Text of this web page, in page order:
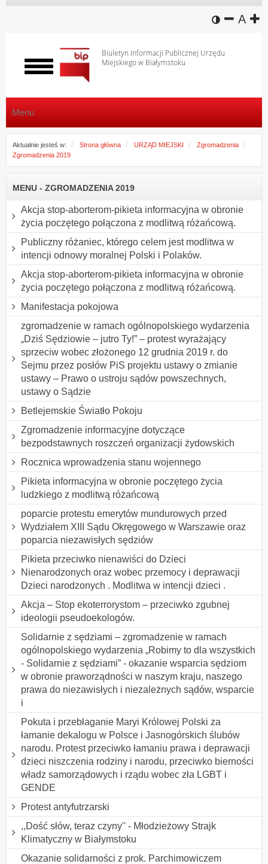
wersja
A
Biuletyn Informacji Publicznej Urzędu
Miejskiego w Białymstoku
Włącz
menu
Menu
Aktualnie jesteś w: Strona główna URZĄD MIEJSKI
Zgromadzenia
Zgromadzenia 2019
MENU - ZGROMADZENIA 2019
Akcja stop-aborterom-pikieta informacyjna w obronie
życia poczętego połączona z modlitwą różańcową.
Publiczny różaniec, którego celem jest modlitwa w
intencji odnowy moralnej Polski i Polaków.
Akcja stop-aborterom-pikieta informacyjna w obronie
życia poczętego połączona z modlitwą różańcową.
Manifestacja pokojowa
zgromadzenie w ramach ogólnopolskiego wydarzenia
„Dziś Sędziowie – jutro Ty!” – protest wyrażający
sprzeciw wobec złożonego 12 grudnia 2019 r. do
Sejmu przez posłów PiS projektu ustawy o zmianie
ustawy – Prawo o ustroju sądów powszechnych,
ustawy o Sądzie
Betlejemskie Światło Pokoju
Zgromadzenie informacyjne dotyczące
bezpodstawnych roszczeń organizacji żydowskich
Rocznica wprowadzenia stanu wojennego
Pikieta informacyjna w obronie poczętego życia
ludzkiego z modlitwą różańcową
poparcie protestu emerytów mundurowych przed
Wydziałem XIII Sądu Okręgowego w Warszawie oraz
poparcia niezawisłych sędziów
Pikieta przeciwko nienawiści do Dzieci
Nienarodzonych oraz wobec przemocy i deprawacji
Dzieci narodzonych . Modlitwa w intencji dzieci .
Akcja – Stop ekoterrorystom – przeciwko zgubnej
ideologii pseudoekologów.
Solidarnie z sędziami – zgromadzenie w ramach
ogólnopolskiego wydarzenia „Robimy to dla wszystkich
- Solidarnie z sędziami” - okazanie wsparcia sędziom
w obronie praworządności w naszym kraju, naszego
prawa do niezawisłych i niezależnych sądów, wsparcie
i
Pokuta i przebłaganie Maryi Królowej Polski za
łamanie dekalogu w Polsce i Jasnogórskich ślubów
narodu. Protest przeciwko łamaniu prawa i deprawacji
dzieci niszczenia rodziny i narodu, przeciwko bierności
władz samorządowych i rządu wobec zła LGBT i
GENDE
Protest antyfutrzarski
,,Dość słów, teraz czyny'' - Młodzieżowy Strajk
Klimatyczny w Białymstoku
Okazanie solidarności z prok. Parchimowiczem